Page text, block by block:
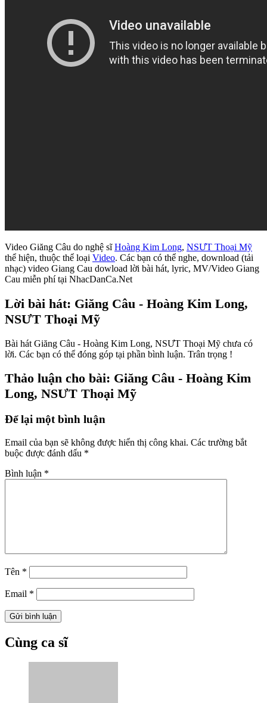
Video Giăng Câu do nghệ sĩHoàng Kim Long, NSƯT Thoại Mỹ
thể hiện, thuộc thể loại Video. Các bạn có thể nghe, download (tải
nhạc) video Giang Cau dowload lời bài hát, lyric, MV/Video Giang
Cau miễn phí tại NhacDanCa.Net
Lời bài hát: Giăng Câu - Hoàng Kim Long,
NSƯT Thoại Mỹ
Bài hát Giăng Câu - Hoàng Kim Long, NSƯT Thoại Mỹ chưa có
lời. Các bạn có thể đóng góp tại phần bình luận. Trân trọng !
Thảo luận cho bài: Giăng Câu - Hoàng Kim
Long, NSƯT Thoại Mỹ
Để lại một bình luận
Email của bạn sẽ không được hiển thị công khai. Các trường bắt
buộc được đánh dấu *
Bình luận *
Tên *
Email *
Cùng ca sĩ